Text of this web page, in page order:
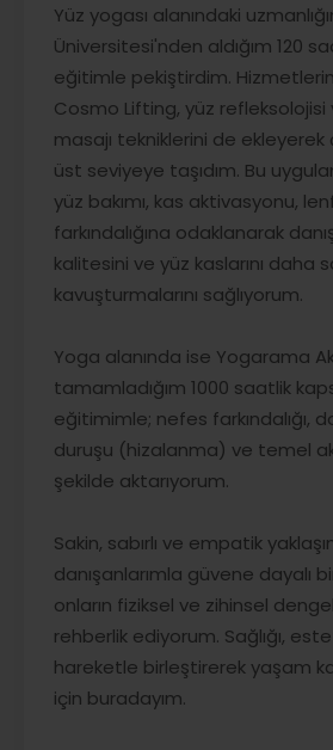
Yüz yogası alanındaki
Üniversitesi'nden aldığım 120
eğitimle pekiştirdim.
Cosmo Lifting, yüz refleksolojisi
masajı tekniklerini de ekleyerek
üst seviyeye taşıdım. Bu
yüz bakımı, kas aktivasyonu,
farkındalığına odaklanarak
kalitesini ve yüz kaslarını daha
kavuşturmalarını sağlıyorum.
Yoga alanında ise Yogarama
tamamladığım 1000 saatlik
eğitimimle; nefes farkındalığı,
duruşu (hizalanma) ve temel
şekilde aktarıyorum.
Sakin, sabırlı ve empatik
danışanlarımla güvene dayalı
onların fiziksel ve zihinsel
rehberlik ediyorum. Sağlığı,
hareketle birleştirerek yaşam
için buradayım.